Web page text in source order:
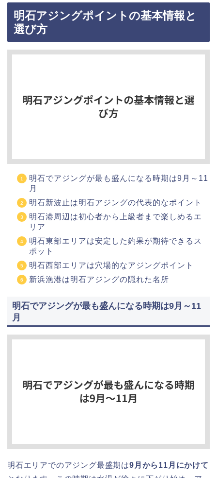
明石アジングポイントの基本情報と
選び方
明石でアジングが最も盛んになる時期は9月～11
月
明石新波止は明石アジングの代表的なポイント
明石港周辺は初心者から上級者まで楽しめるエ
リア
明石東部エリアは安定した釣果が期待できるス
ポット
明石西部エリアは穴場的なアジングポイント
新浜漁港は明石アジングの隠れた名所
明石でアジングが最も盛んになる時期は9月～11
月
明石エリアでのアジング最盛期は9月から11月にかけて